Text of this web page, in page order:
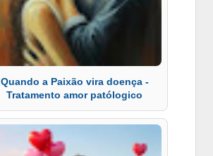
Quando a Paixão vira doença -
Tratamento amor patólogico